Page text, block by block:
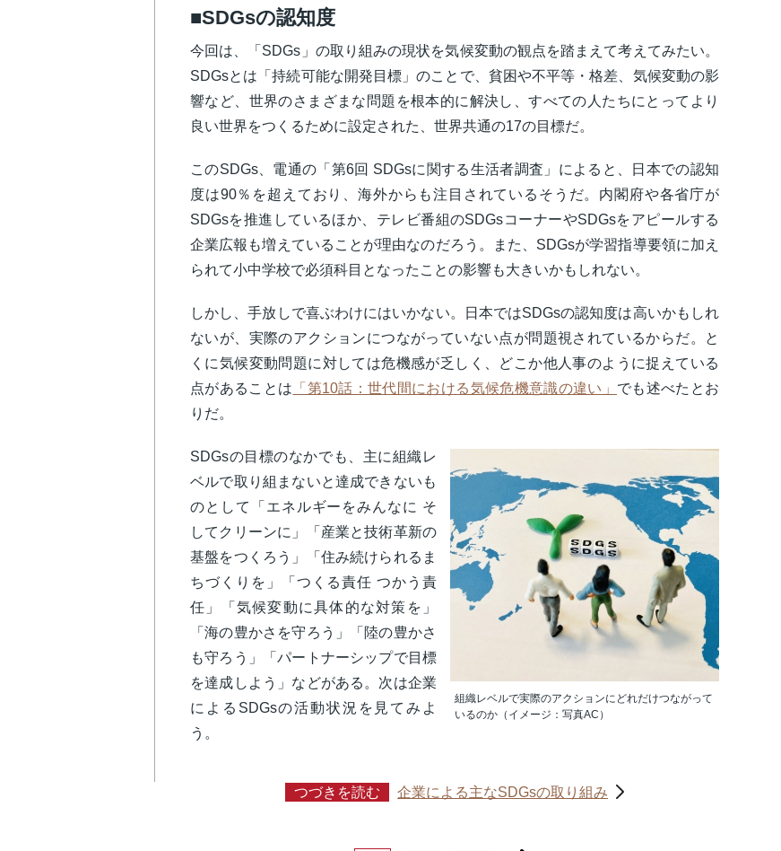
■SDGsの認知度
今回は、「SDGs」の取り組みの現状を気候変動の観点を踏まえて考えてみたい。
SDGsとは「持続可能な開発目標」のことで、貧困や不平等・格差、気候変動の影
響など、世界のさまざまな問題を根本的に解決し、すべての人たちにとってより
良い世界をつくるために設定された、世界共通の17の目標だ。
このSDGs、電通の「第6回 SDGsに関する生活者調査」によると、日本での認知
度は90％を超えており、海外からも注目されているそうだ。内閣府や各省庁が
SDGsを推進しているほか、テレビ番組のSDGsコーナーやSDGsをアピールする
企業広報も増えていることが理由なのだろう。また、SDGsが学習指導要領に加え
られて小中学校で必須科目となったことの影響も大きいかもしれない。
しかし、手放しで喜ぶわけにはいかない。日本ではSDGsの認知度は高いかもしれ
ないが、実際のアクションにつながっていない点が問題視されているからだ。と
くに気候変動問題に対しては危機感が乏しく、どこか他人事のように捉えている
点があることは 「第10話：世代間における気候危機意識の違い」 でも述べたとお
りだ。
組織レベルで実際のアクションにどれだけつながって
いるのか（イメージ：写真AC）
SDGsの目標のなかでも、主に組織レ
ベルで取り組まないと達成できないも
のとして「エネルギーをみんなに そ
してクリーンに」「産業と技術革新の
基盤をつくろう」「住み続けられるま
ちづくりを」「つくる責任 つかう責
任」「気候変動に具体的な対策を」
「海の豊かさを守ろう」「陸の豊かさ
も守ろう」「パートナーシップで目標
を達成しよう」などがある。次は企業
によるSDGsの活動状況を見てみよ
う。
つづきを読む 企業による主なSDGsの取り組み